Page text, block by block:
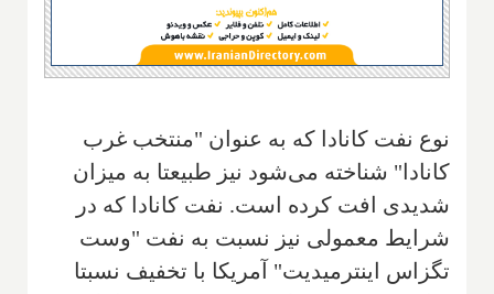
نوع نفت کانادا که به عنوان "منتخب غرب
کانادا" شناخته می‌شود نیز طبیعتا به میزان
شدیدی افت کرده است. نفت کانادا که در
شرایط معمولی نیز نسبت به نفت "وست
تگزاس اینترمیدیت" آمریکا با تخفیف نسبتا